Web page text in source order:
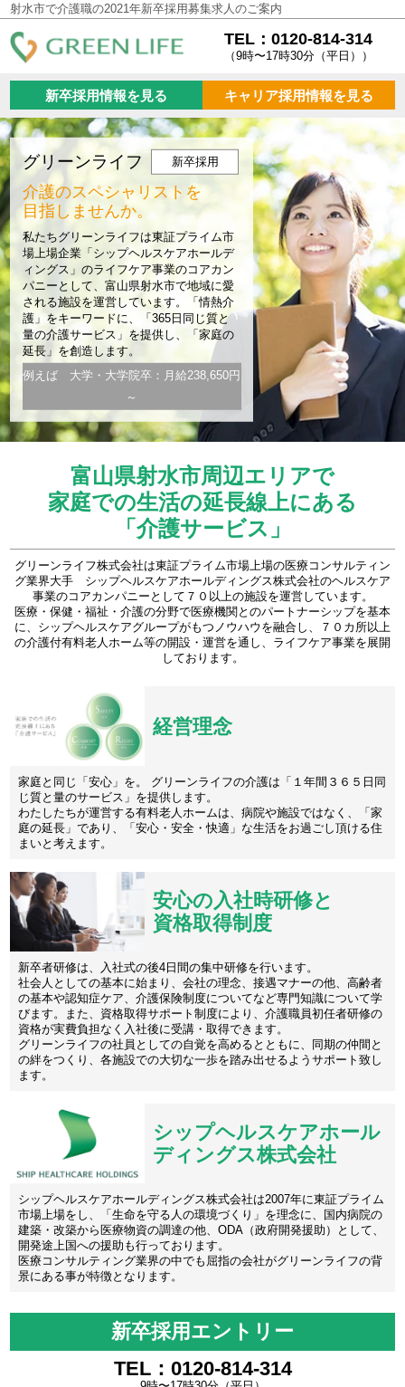
射水市で介護職の2021年新卒採用募集求人のご案内
TEL：0120-814-314
（9時〜17時30分（平日））
新卒採用情報を見る キャリア採用情報を見る
グリーンライフ 新卒採用
介護のスペシャリストを
目指しませんか。
私たちグリーンライフは東証プライム市
場上場企業「シップヘルスケアホールデ
ィングス」のライフケア事業のコアカン
パニーとして、富山県射水市で地域に愛
される施設を運営しています。「情熱介
護」をキーワードに、「365日同じ質と
量の介護サービス」を提供し、「家庭の
延長」を創造します。
例えば 大学・大学院卒：月給238,650円
～
富山県射水市周辺エリアで
家庭での生活の延長線上にある
「介護サービス」
グリーンライフ株式会社は東証プライム市場上場の医療コンサルティン
グ業界大手 シップヘルスケアホールディングス株式会社のヘルスケア
事業のコアカンパニーとして７０以上の施設を運営しています。
医療・保健・福祉・介護の分野で医療機関とのパートナーシップを基本
に、シップヘルスケアグループがもつノウハウを融合し、７０カ所以上
の介護付有料老人ホーム等の開設・運営を通し、ライフケア事業を展開
しております。
経営理念
家庭と同じ「安心」を。 グリーンライフの介護は「１年間３６５日同
じ質と量のサービス」を提供します。
わたしたちが運営する有料老人ホームは、病院や施設ではなく、「家
庭の延長」であり、「安心・安全・快適」な生活をお過ごし頂ける住
まいと考えます。
安心の入社時研修と
資格取得制度
新卒者研修は、入社式の後4日間の集中研修を行います。
社会人としての基本に始まり、会社の理念、接遇マナーの他、高齢者
の基本や認知症ケア、介護保険制度についてなど専門知識について学
びます。また、資格取得サポート制度により、介護職員初任者研修の
資格が実費負担なく入社後に受講・取得できます。
グリーンライフの社員としての自覚を高めるとともに、同期の仲間と
の絆をつくり、各施設での大切な一歩を踏み出せるようサポート致し
ます。
シップヘルスケアホール
ディングス株式会社
シップヘルスケアホールディングス株式会社は2007年に東証プライム
市場上場をし、「生命を守る人の環境づくり」を理念に、国内病院の
建築・改築から医療物資の調達の他、ODA（政府開発援助）として、
開発途上国への援助も行っております。
医療コンサルティング業界の中でも屈指の会社がグリーンライフの背
景にある事が特徴となります。
新卒採用エントリー
TEL：0120-814-314